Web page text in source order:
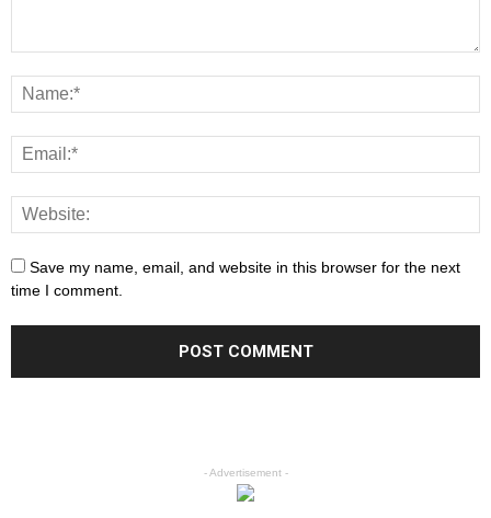
Save my name, email, and website in this browser for the next
time I comment.
- Advertisement -